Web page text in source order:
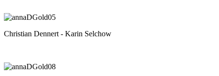
Christian Dennert - Karin Selchow